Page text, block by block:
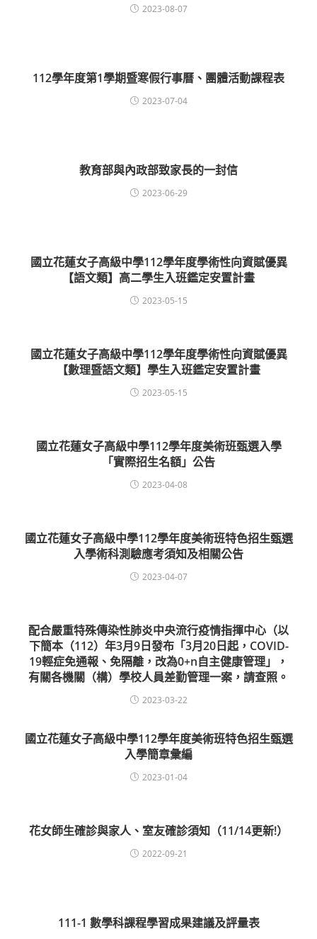
2023-08-07
112學年度第1學期暨寒假行事曆、團體活動課程表
2023-07-04
教育部與內政部致家長的一封信
2023-06-29
國立花蓮女子高級中學112學年度學術性向資賦優異
【語文類】高二學生入班鑑定安置計畫
2023-05-15
國立花蓮女子高級中學112學年度學術性向資賦優異
【數理暨語文類】學生入班鑑定安置計畫
2023-05-15
國立花蓮女子高級中學112學年度美術班甄選入學
「實際招生名額」公告
2023-04-08
國立花蓮女子高級中學112學年度美術班特色招生甄選
入學術科測驗應考須知及相關公告
2023-04-07
配合嚴重特殊傳染性肺炎中央流行疫情指揮中心（以
下簡本（112）年3月9日發布「3月20日起，COVID-
19輕症免通報、免隔離，改為0+n自主健康管理」，
有關各機關（構）學校人員差勤管理一案，請查照。
2023-03-22
國立花蓮女子高級中學112學年度美術班特色招生甄選
入學簡章彙編
2023-01-04
花女師生確診與家人、室友確診須知（11/14更新!）
2022-09-21
111-1 數學科課程學習成果建議及評量表